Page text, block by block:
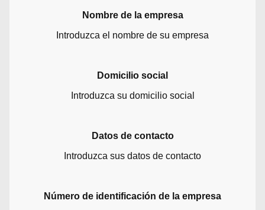
Nombre de la empresa
Introduzca el nombre de su empresa
Domicilio social
Introduzca su domicilio social
Datos de contacto
Introduzca sus datos de contacto
Número de identificación de la empresa